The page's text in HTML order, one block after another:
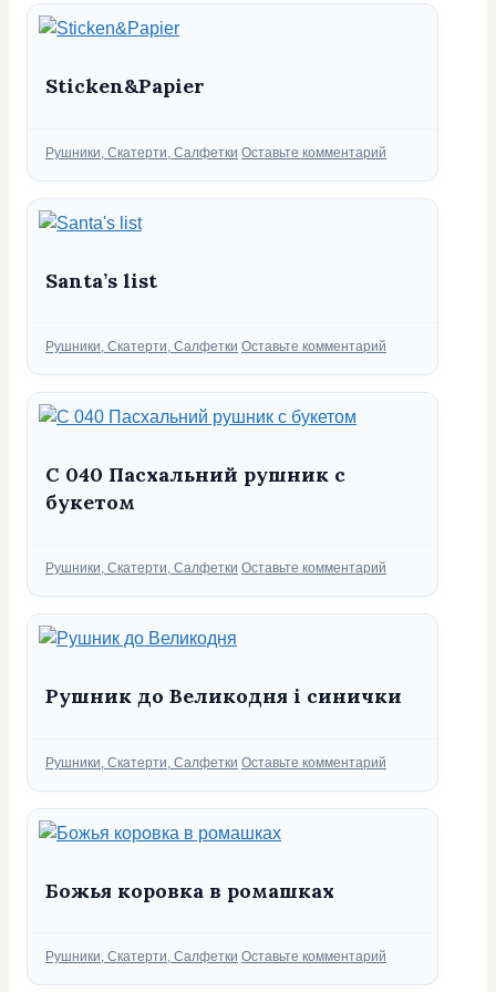
Sticken&Papier
Рубрики
Рушники, Скатерти, Салфетки Оставьте комментарий
Santa’s list
Рубрики
Рушники, Скатерти, Салфетки Оставьте комментарий
С 040 Пасхальний рушник с
букетом
Рубрики
Рушники, Скатерти, Салфетки Оставьте комментарий
Рушник до Великодня і синички
Рубрики
Рушники, Скатерти, Салфетки Оставьте комментарий
Божья коровка в ромашках
Рубрики
Рушники, Скатерти, Салфетки Оставьте комментарий